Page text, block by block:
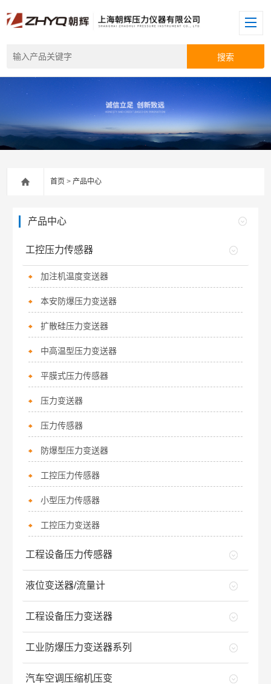
首页 >产品中心
产品中心
工控压力传感器
加注机温度变送器
本安防爆压力变送器
扩散硅压力变送器
中高温型压力变送器
平膜式压力传感器
压力变送器
压力传感器
防爆型压力变送器
工控压力传感器
小型压力传感器
工控压力变送器
工程设备压力传感器
液位变送器/流量计
工程设备压力变送器
工业防爆压力变送器系列
汽车空调压缩机压变